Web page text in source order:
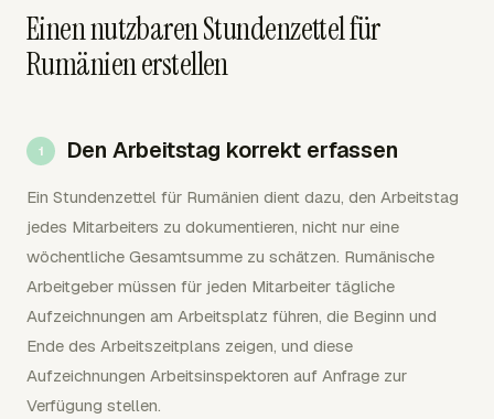
Einen nutzbaren Stundenzettel für
Rumänien erstellen
Den Arbeitstag korrekt erfassen
Ein Stundenzettel für Rumänien dient dazu, den Arbeitstag
jedes Mitarbeiters zu dokumentieren, nicht nur eine
wöchentliche Gesamtsumme zu schätzen. Rumänische
Arbeitgeber müssen für jeden Mitarbeiter tägliche
Aufzeichnungen am Arbeitsplatz führen, die Beginn und
Ende des Arbeitszeitplans zeigen, und diese
Aufzeichnungen Arbeitsinspektoren auf Anfrage zur
Verfügung stellen.